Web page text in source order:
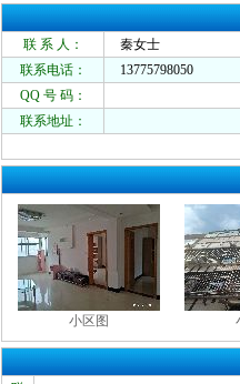
联 系 人：
秦女士
联系电话：
13775798050
QQ 号 码：
联系地址：
小区图